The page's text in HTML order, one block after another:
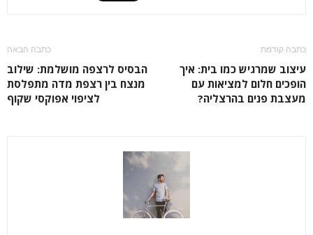
כתבה קודמת
עיצוב שמרגיש כמו בית: איך
הופכים חלום למציאות עם
מעצבת פנים בהרצליה?
כתבה הבאה
הבסיס לרצפה מושלמת: שילוב
מנצח בין רצפת מדה מתפלסת
לציפוי אפוקסי שקוף